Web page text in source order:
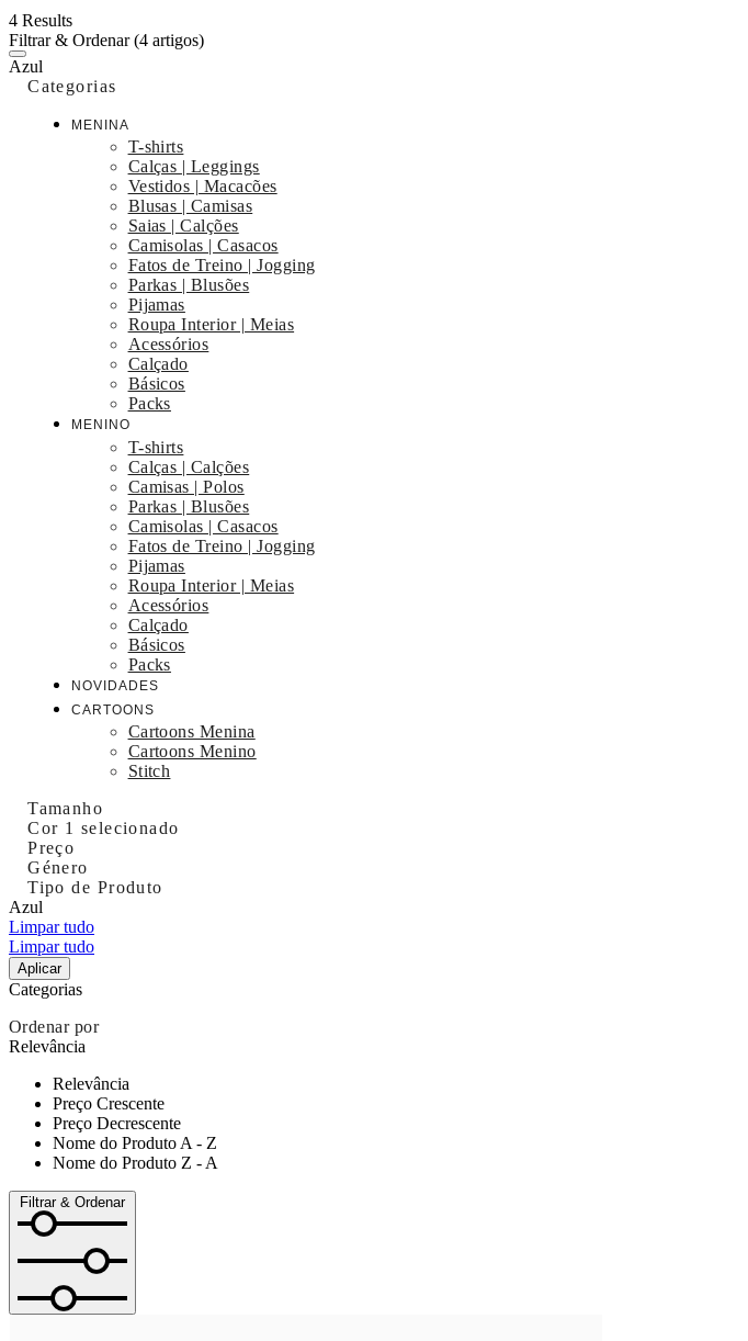
4 Results
Filtrar & Ordenar(4 artigos)
Azul
Categorias
MENINA
T-shirts
Calças | Leggings
Vestidos | Macacões
Blusas | Camisas
Saias | Calções
Camisolas | Casacos
Fatos de Treino | Jogging
Parkas | Blusões
Pijamas
Roupa Interior | Meias
Acessórios
Calçado
Básicos
Packs
MENINO
T-shirts
Calças | Calções
Camisas | Polos
Parkas | Blusões
Camisolas | Casacos
Fatos de Treino | Jogging
Pijamas
Roupa Interior | Meias
Acessórios
Calçado
Básicos
Packs
NOVIDADES
CARTOONS
Cartoons Menina
Cartoons Menino
Stitch
Tamanho
Cor 1 selecionado
Preço
Género
Tipo de Produto
Azul
Limpar tudo
Limpar tudo
Aplicar
Categorias
Ordenar por
Relevância
Relevância
Preço Crescente
Preço Decrescente
Nome do Produto A - Z
Nome do Produto Z - A
Filtrar & Ordenar